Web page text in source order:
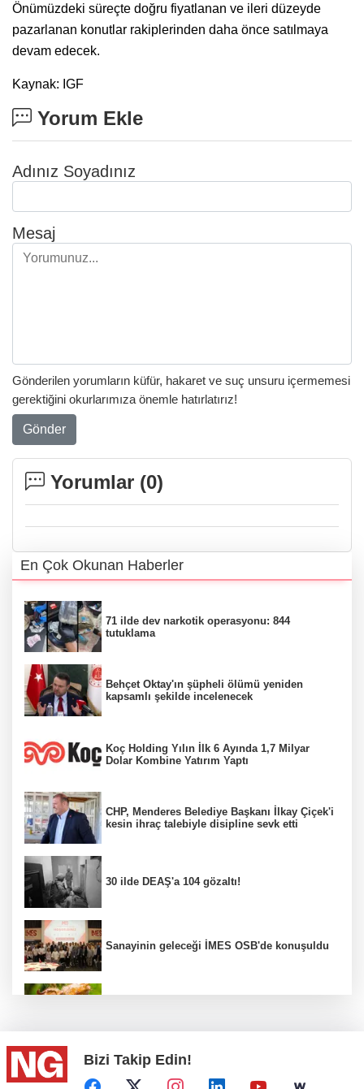
Önümüzdeki süreçte doğru fiyatlanan ve ileri düzeyde
pazarlanan konutlar rakiplerinden daha önce satılmaya
devam edecek.​
Kaynak: IGF
Yorum Ekle
Adınız Soyadınız
Mesaj
Gönderilen yorumların küfür, hakaret ve suç unsuru içermemesi
gerektiğini okurlarımıza önemle hatırlatırız!
Gönder
Yorumlar (0)
En Çok Okunan Haberler
71 ilde dev narkotik operasyonu: 844
tutuklama
Behçet Oktay'ın şüpheli ölümü yeniden
kapsamlı şekilde incelenecek
Koç Holding Yılın İlk 6 Ayında 1,7 Milyar
Dolar Kombine Yatırım Yaptı
CHP, Menderes Belediye Başkanı İlkay Çiçek'i
kesin ihraç talebiyle disipline sevk etti
30 ilde DEAŞ'a 104 gözaltı!
Sanayinin geleceği İMES OSB'de konuşuldu
Türkiye, Suudi Arabistan ve Pakistan ortak
savunma anlaşması...
Bizi Takip Edin!